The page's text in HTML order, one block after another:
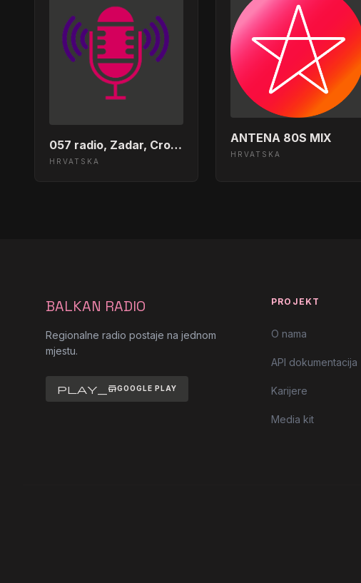
057 radio, Zadar, Croatia
HRVATSKA
ANTENA 80S MIX
HRVATSKA
BALKAN RADIO
Regionalne radio postaje na jednom
mjestu.
play_storeGOOGLE PLAY
PROJEKT
O nama
API dokumentacija
Karijere
Media kit